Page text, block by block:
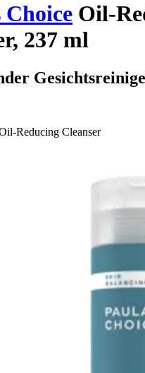
Oil-
237 ml
Reducing Cleanser